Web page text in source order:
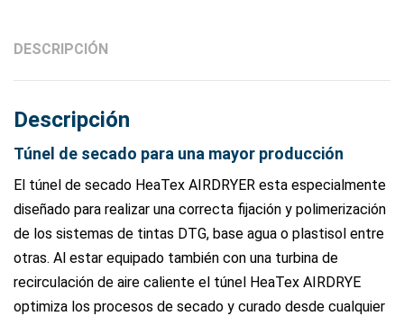
DESCRIPCIÓN
Descripción
Túnel de secado para una mayor producción
El túnel de secado HeaTex AIRDRYER esta especialmente
diseñado para realizar una correcta fijación y polimerización
de los sistemas de tintas DTG, base agua o plastisol entre
otras. Al estar equipado también con una turbina de
recirculación de aire caliente el túnel HeaTex AIRDRYE
optimiza los procesos de secado y curado desde cualquier